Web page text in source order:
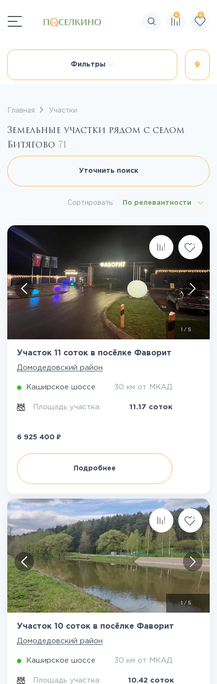
Поиск по сайту
0 0
Фильтры
Главная Участки
Земельные участки рядом с селом
Битягово 71
Уточнить поиск
Сортировать: По релевантности
/ 5
Участок 11 соток в посёлке Фаворит
Домодедовский район
Каширское шоссе 30 км от МКАД
Площадь участка: 11.17 соток
6 925 400 ₽
Подробнее
1/ 5
Участок 10 соток в посёлке Фаворит
Домодедовский район
Каширское шоссе 30 км от МКАД
Площадь участка: 10.42 соток